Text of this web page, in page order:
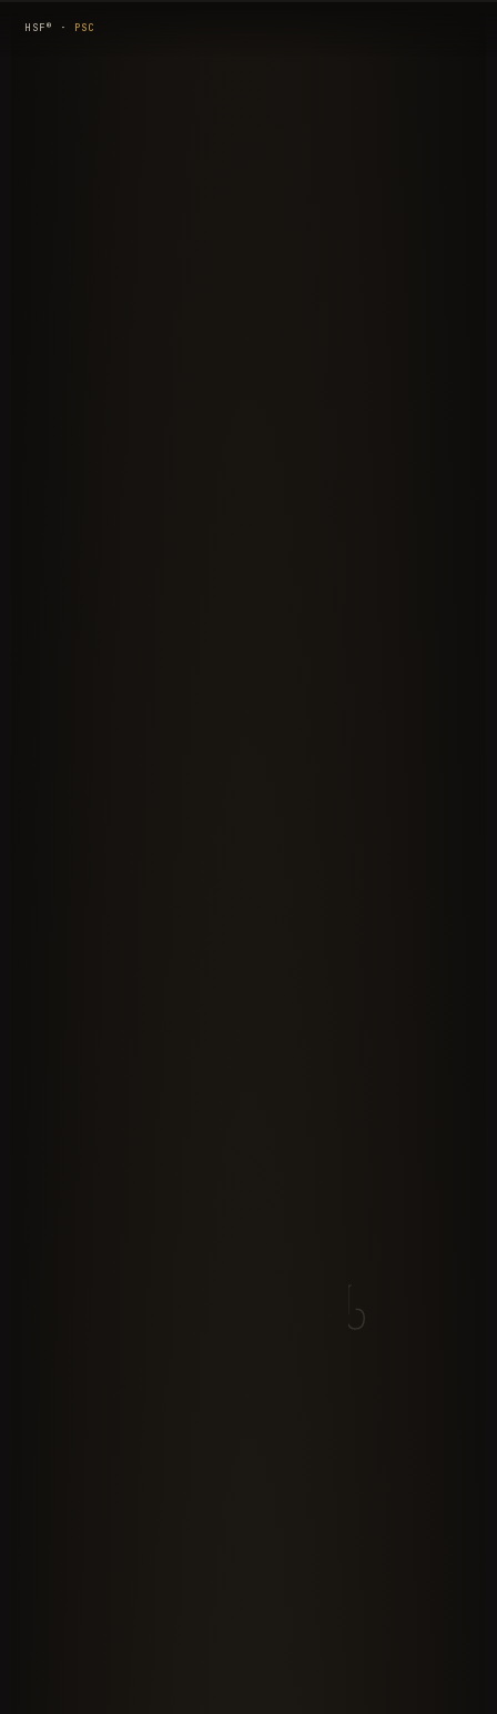
HSF ® · PSC